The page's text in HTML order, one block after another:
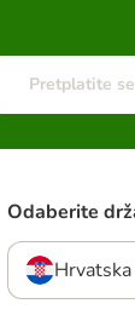
Pretplatite se
Odaberite